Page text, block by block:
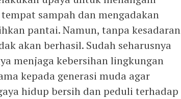
sampah dan mengadakan
pantai. Namun, tanpa kesadaran
akan berhasil. Sudah seharusnya
menjaga kebersihan lingkungan
kepada generasi muda agar
hidup bersih dan peduli terhadap